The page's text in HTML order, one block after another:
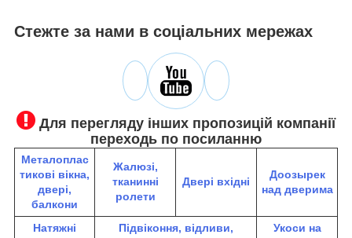
Стежте за нами в соціальних мережах
Для перегляду інших пропозицій компанії
переходь по посиланню
Металоплас
тикові вікна,
двері,
балкони
Жалюзі,
тканинні
ролети
Двері вхідні
Доозырек
над дверима
Натяжні
Підвіконня, відливи,
Укоси на